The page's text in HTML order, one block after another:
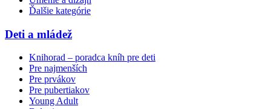
Ďalšie kategórie
Deti a mládež
Knihorad – poradca kníh pre deti
Pre najmenších
Pre prvákov
Pre pubertiakov
Young Adult